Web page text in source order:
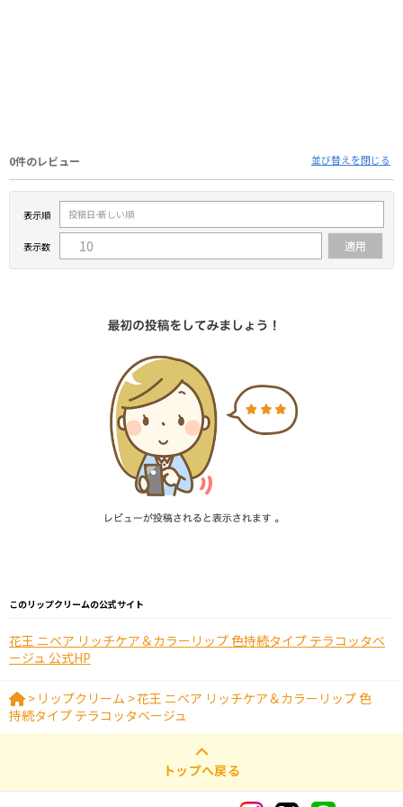
0件のレビュー 並び替えを閉じる
表示順
表示数
このリップクリームの公式サイト
花王 ニベア リッチケア＆カラーリップ 色持続タイプ テラコッタベ
ージュ 公式HP
> リップクリーム >花王 ニベア リッチケア＆カラーリップ 色
持続タイプ テラコッタベージュ
トップへ戻る